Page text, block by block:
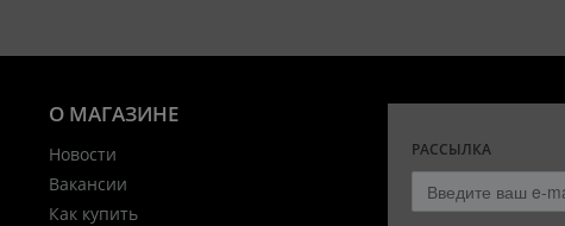
О МАГАЗИНЕ
Новости
Вакансии
Как купить
РАССЫЛКА